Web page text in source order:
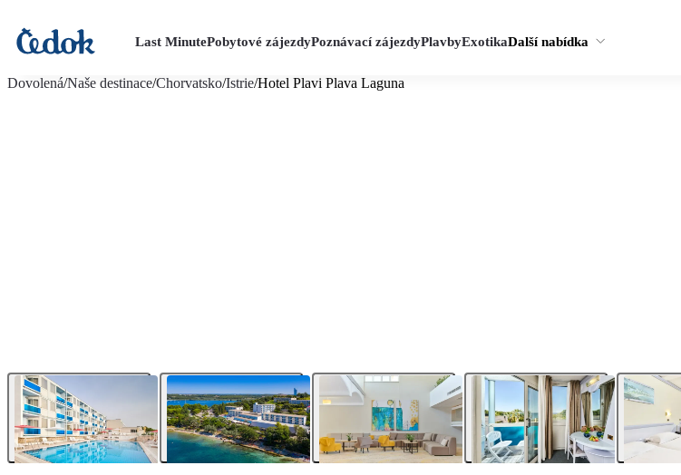
Last MinutePobytové zájezdyPoznávací zájezdyPlavbyExotikaDalší nabídka
Dovolená/Naše destinace/Chorvatsko/Istrie/Hotel Plavi Plava Laguna